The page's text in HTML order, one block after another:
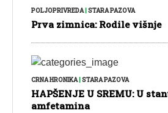
POLJOPRIVREDA|STARA PAZOVA
Prva zimnica: Rodile višnje
CRNA HRONIKA| STARA PAZOVA
HAPŠENJE U SREMU: U
amfetamina